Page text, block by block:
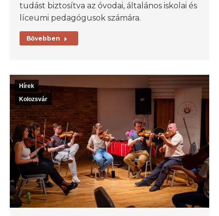
tudást biztosítva az óvodai, általános iskolai és
líceumi pedagógusok számára.
Bővebben
Hírek
Kolozsvár